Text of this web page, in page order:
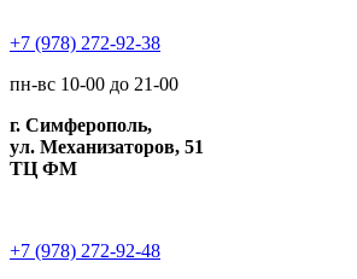
+7 (978) 272-92-38
пн-вс 10-00 до 21-00
г. Симферополь,
ул. Механизаторов, 51
ТЦ ФМ
+7 (978) 272-92-48